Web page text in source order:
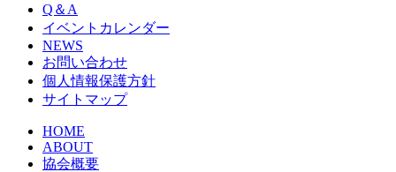
Q＆A
イベントカレンダー
NEWS
お問い合わせ
個人情報保護方針
サイトマップ
HOME
ABOUT
協会概要